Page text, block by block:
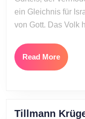
ein Gleichnis für
von Gott. Das Volk
Read MoreRead
More
Tillmann